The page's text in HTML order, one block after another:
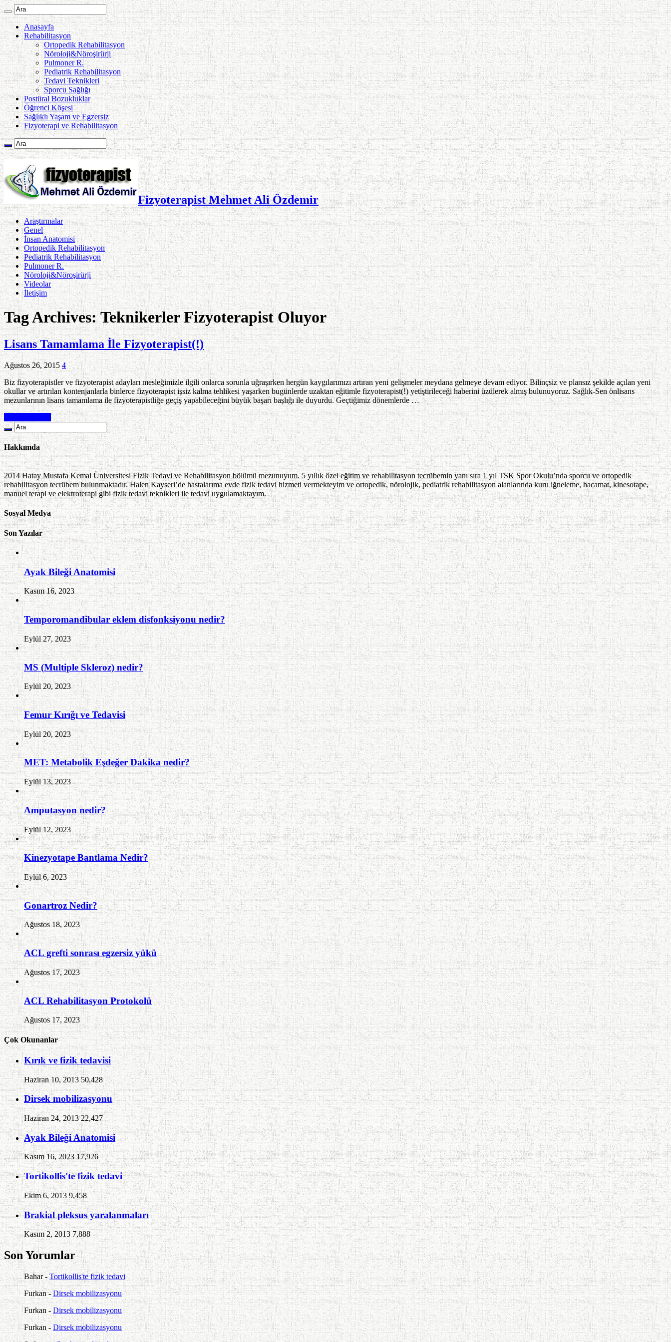
Anasayfa
Rehabilitasyon
Ortopedik Rehabilitasyon
Nöroloji&Nöroşirürji
Pulmoner R.
Pediatrik Rehabilitasyon
Tedavi Teknikleri
Sporcu Sağlığı
Postüral Bozukluklar
Öğrenci Köşesi
Sağlıklı Yaşam ve Egzersiz
Fizyoterapi ve Rehabilitasyon
Fizyoterapist Mehmet Ali Özdemir
Araştırmalar
Genel
İnsan Anatomisi
Ortopedik Rehabilitasyon
Pediatrik Rehabilitasyon
Pulmoner R.
Nöroloji&Nöroşirürji
Videolar
İletişim
Tag Archives:Teknikerler Fizyoterapist Oluyor
Lisans Tamamlama İle Fizyoterapist(!)
Ağustos 26, 2015 4
Biz fizyoterapistler ve fizyoterapist adayları mesleğimizle ilgili onlarca sorunla uğraşırken hergün kaygılarımızı artıran yeni gelişmeler meydana gelmeye devam ediyor. Bilinçsiz ve plansız şekilde açılan yeni
okullar ve artırılan kontenjanlarla binlerce fizyoterapist işsiz kalma tehlikesi yaşarken bugünlerde uzaktan eğitimle fizyoterapist(!) yetiştirileceği haberini üzülerek almış bulunuyoruz. Sağlık-Sen önlisans
mezunlarının lisans tamamlama ile fizyoterapistliğe geçiş yapabileceğini büyük başarı başlığı ile duyurdu. Geçtiğimiz dönemlerde …
Hakkımda
2014 Hatay Mustafa Kemal Üniversitesi Fizik Tedavi ve Rehabilitasyon bölümü mezunuyum. 5 yıllık özel eğitim ve rehabilitasyon tecrübemin yanı sıra 1 yıl TSK Spor Okulu’nda sporcu ve ortopedik
rehabilitasyon tecrübem bulunmaktadır. Halen Kayseri’de hastalarıma evde fizik tedavi hizmeti vermekteyim ve ortopedik, nörolojik, pediatrik rehabilitasyon alanlarında kuru iğneleme, hacamat, kinesotape,
manuel terapi ve elektroterapi gibi fizik tedavi teknikleri ile tedavi uygulamaktayım.
Sosyal Medya
Son Yazılar
Ayak Bileği Anatomisi
Kasım 16, 2023
Temporomandibular eklem disfonksiyonu nedir?
Eylül 27, 2023
MS (Multiple Skleroz) nedir?
Eylül 20, 2023
Femur Kırığı ve Tedavisi
Eylül 20, 2023
MET: Metabolik Eşdeğer Dakika nedir?
Eylül 13, 2023
Amputasyon nedir?
Eylül 12, 2023
Kinezyotape Bantlama Nedir?
Eylül 6, 2023
Gonartroz Nedir?
Ağustos 18, 2023
ACL grefti sonrası egzersiz yükü
Ağustos 17, 2023
ACL Rehabilitasyon Protokolü
Ağustos 17, 2023
Çok Okunanlar
Kırık ve fizik tedavisi
Haziran 10, 2013 50,428
Dirsek mobilizasyonu
Haziran 24, 2013 22,427
Ayak Bileği Anatomisi
Kasım 16, 2023 17,926
Tortikollis'te fizik tedavi
Ekim 6, 2013 9,458
Brakial pleksus yaralanmaları
Kasım 2, 2013 7,888
Son Yorumlar
Bahar-Tortikollis'te fizik tedavi
Furkan-Dirsek mobilizasyonu
Furkan-Dirsek mobilizasyonu
Furkan-Dirsek mobilizasyonu